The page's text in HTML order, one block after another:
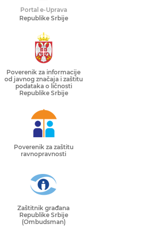
Portal e-Uprava
Republike Srbije
Poverenik za informacije
od javnog značaja i zaštitu
podataka o ličnosti
Republike Srbije
Poverenik za zaštitu
ravnopravnosti
Zaštitnik građana
Republike Srbije
(Ombudsman)